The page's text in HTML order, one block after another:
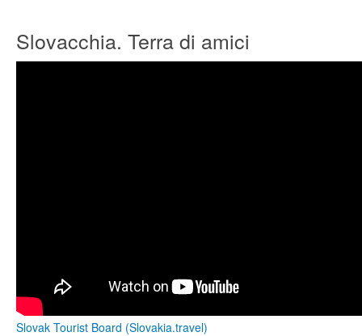
Slovacchia. Terra di amici
Slovak Tourist Board (Slovakia.travel)